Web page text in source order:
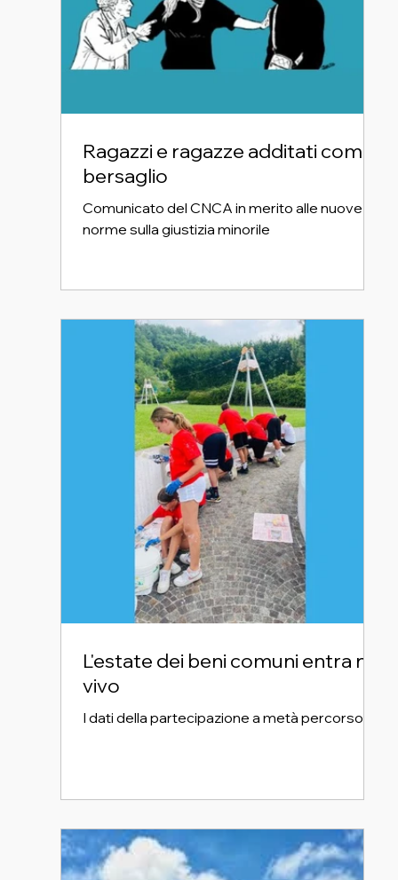
Ragazzi e ragazze additati come
bersaglio
Comunicato del CNCA in merito alle nuove
norme sulla giustizia minorile
L'estate dei beni comuni entra nel
vivo
I dati della partecipazione a metà percorso